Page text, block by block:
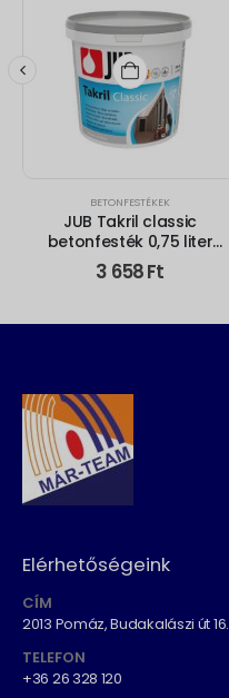
BETONFESTÉKEK
JUB Takril classic
betonfesték 0,75 liter
(szürke)
3 658Ft
Elérhetőségeink
CÍM
2013 Pomáz, Budakalászi út 16.
TELEFON
+36 26 328 120